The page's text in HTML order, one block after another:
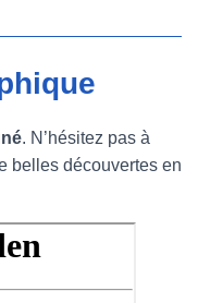
. N’hésitez pas à
belles découvertes en